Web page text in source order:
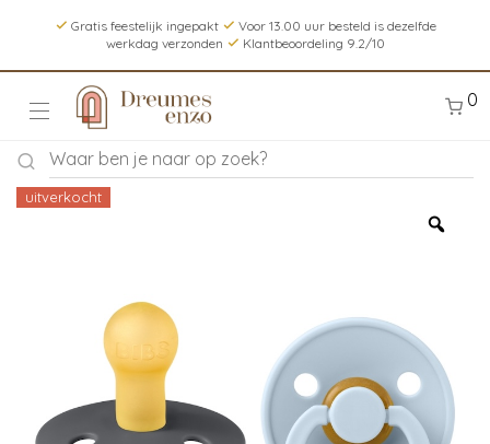
Gratis feestelijk ingepakt
Voor 13.00 uur besteld is dezelfde
werkdag verzonden
Klantbeoordeling 9.2/10
0
uitverkocht